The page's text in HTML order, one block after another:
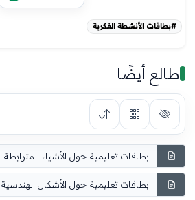
#بطاقات الأنشطة الفكرية
طالع أيضًا
بطاقات تعليمية حول الأشياء المترابطة
بطاقات تعليمية حول الأشكال الهندسية